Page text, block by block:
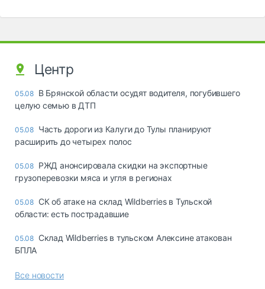
Центр
05.08 В Брянской области осудят водителя, погубившего
целую семью в ДТП
05.08 Часть дороги из Калуги до Тулы планируют
расширить до четырех полос
05.08 РЖД анонсировала скидки на экспортные
грузоперевозки мяса и угля в регионах
05.08 СК об атаке на склад Wildberries в Тульской
области: есть пострадавшие
05.08 Склад Wildberries в тульском Алексине атакован
БПЛА
Все новости